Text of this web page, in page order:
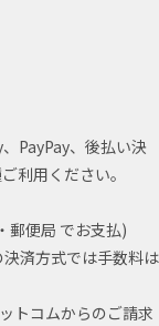
PayPay、後払い決
利用ください。
郵便局 でお支払)
済方式では手数料は
トコムからのご請求